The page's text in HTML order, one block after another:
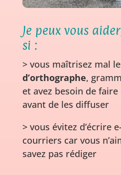
Je peux vous
si :
> vous maîtrisez mal
d’orthographe,
et avez besoin de
avant de les diffuser
> vous évitez d’écrire
courriers car vous
savez pas rédiger